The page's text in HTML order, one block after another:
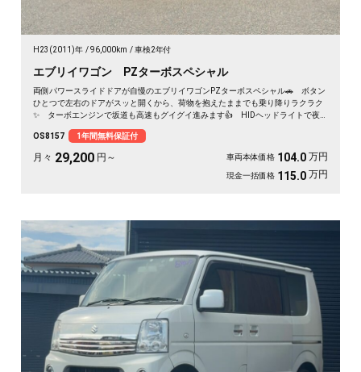
H23(2011)年 96,000km 車検2年付
エブリイワゴン PZターボスペシャル
両側パワースライドドアが自慢のエブリイワゴンPZターボスペシャル🚗 ボタン
ひとつで左右のドアがスッと開くから、荷物を抱えたままでも乗り降りラクラク
✨ ターボエンジンで坂道も高速もグイグイ進みます👍 HIDヘッドライトで夜
とアウトドアへ繰り出したくなる一台です🚗 前向きな一歩を応援する《1年保証
付》です📌
OS8157 1年間無料保証付
月々 29,200 円～ 車両本体価格 104.0 万円
現金一括価格 115.0 万円